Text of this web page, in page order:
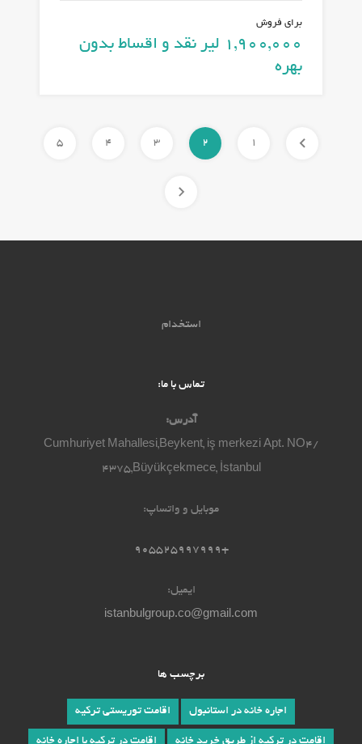
برای فروش
1,900,000 لیر نقد و اقساط بدون
بهره
1
2
3
4
5
استخدام
تماس با ما:
آدرس:
Cumhuriyet Mahallesi,Beykent, iş merkezi Apt. NO4/
4375,Büyükçekmece, İstanbul
موبایل و واتساپ:
+905525997999
ایمیل:
istanbulgroup.co@gmail.com
برچسب ها
اجاره خانه در استانبول اقامت توریستی ترکیه
اقامت در ترکیه از طریق خرید خانه اقامت در ترکیه با اجاره خانه